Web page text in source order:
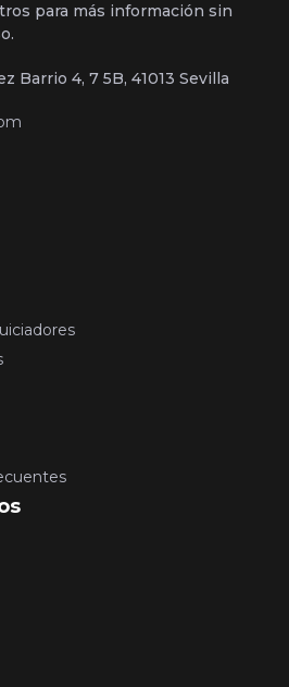
para más información sin
Barrio 4, 7 5B, 41013 Sevilla